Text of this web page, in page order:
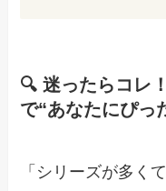
🔍 迷ったらコレ
で“あなたにぴっ
「シリーズが多く